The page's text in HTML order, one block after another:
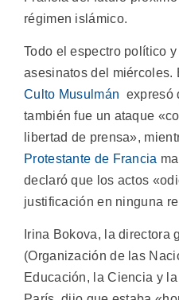
régimen islámico.
Todo el espectro político
asesinatos del miércoles.
Culto Musulmán expresó
también fue un ataque
libertad de prensa»,
Protestante de Francia
declaró que los actos
justificación en ninguna
Irina Bokova, la directora
(Organización de las
Educación, la Ciencia y